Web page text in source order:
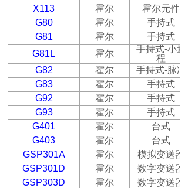
X113 霍尔
霍尔元件
G80
霍尔
手持式
G81
霍尔
手持式
G81L
霍尔 手持式-小量
程
G82
霍尔 手持式-脉冲
G83
霍尔
手持式
G92
霍尔
手持式
G93
霍尔
手持式
G401
霍尔
台式
G403
霍尔
台式
GSP301A
霍尔
模拟变送器
GSP301D
霍尔
数字变送器
GSP303D
霍尔
数字变送器